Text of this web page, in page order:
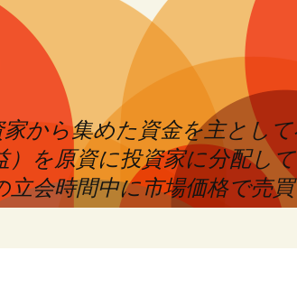
家から集めた資金を主とし
）を原資に投資家に分配し
立会時間中に市場価格で売